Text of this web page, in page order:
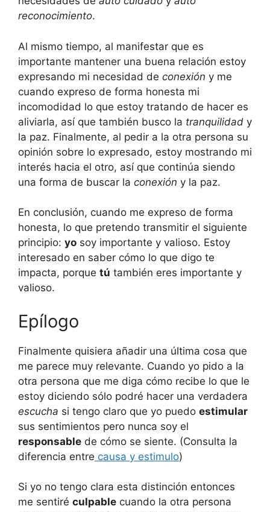
reconocimiento.
Al mismo tiempo, al manifestar que es
importante mantener una buena relación estoy
expresando mi necesidad de conexión y me
cuando expreso de forma honesta mi
incomodidad lo que estoy tratando de hacer es
aliviarla, así que también busco la tranquilidad y
la paz. Finalmente, al pedir a la otra persona su
opinión sobre lo expresado, estoy mostrando mi
interés hacia el otro, así que continúa siendo
una forma de buscar la conexión y la paz.
En conclusión, cuando me expreso de forma
honesta, lo que pretendo transmitir el siguiente
principio: yo soy importante y valioso. Estoy
interesado en saber cómo lo que digo te
impacta, porque tú también eres importante y
valioso.
Epílogo
Finalmente quisiera añadir una última cosa que
me parece muy relevante. Cuando yo pido a la
otra persona que me diga cómo recibe lo que le
estoy diciendo sólo podré hacer una verdadera
escucha si tengo claro que yo puedo estimular
sus sentimientos pero nunca soy el
responsable de cómo se siente. (Consulta la
diferencia entre causa y estimulo)
Si yo no tengo clara esta distinción entonces
me sentiré culpable cuando la otra persona